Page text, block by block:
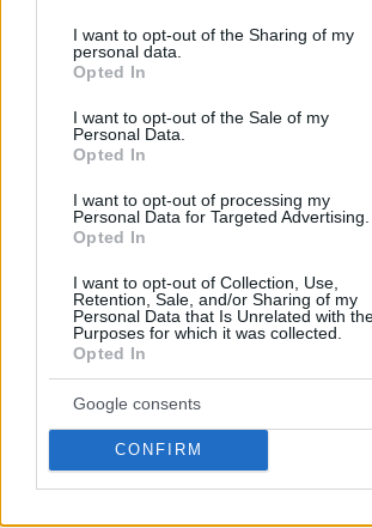
not limited to your visit or usage behaviour.
grant or deny consent to Google and its
use your data for below specified purposes
consent section.
I want to opt-out of the Sharing of my
personal data.
Opted In
I want to opt-out of the Sale of my
Personal Data.
Opted In
I want to opt-out of processing my
Personal Data for Targeted Advertising.
Opted In
I want to opt-out of Collection, Use,
Retention, Sale, and/or Sharing of my
Personal Data that Is Unrelated with
Purposes for which it was collected.
Opted In
Google consents
CONFIRM
Frutti Extra Bursaspor'da Onuralp Bitim,
karşılaşmasının ardından konuştu.
Frutti Extra
17/MAY/22 21:28
Bursaspor ile Fenerbahçe kozlarını paylaştı.
Fenerbahçe
Geçti!
Basketbol Süper Ligi çeyrek finallerinde
ile Frutti Extra Bursaspor karşı karşıya